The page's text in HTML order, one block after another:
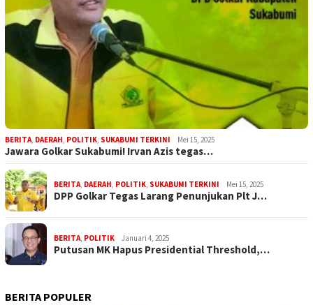
BERITA, DAERAH, POLITIK, SUKABUMI TERKINI Mei 15, 2025
Jawara Golkar Sukabumi! Irvan Azis tegas…
BERITA, DAERAH, POLITIK, SUKABUMI TERKINI Mei 15, 2025
DPP Golkar Tegas Larang Penunjukan Plt J…
BERITA, POLITIK Januari 4, 2025
Putusan MK Hapus Presidential Threshold,…
BERITA POPULER